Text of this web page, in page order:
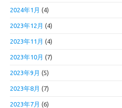
2024年1月 (4)
2023年12月 (4)
2023年11月 (4)
2023年10月 (7)
2023年9月 (5)
2023年8月 (7)
2023年7月 (6)